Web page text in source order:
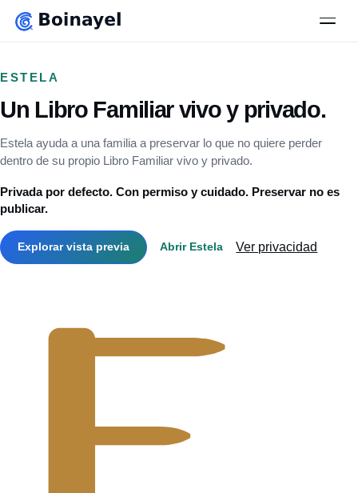
contenido
principal
ESTELA
Un Libro Familiar vivo y privado.
Estela ayuda a una familia a preservar lo que no quiere perder
dentro de su propio Libro Familiar vivo y privado.
Privada por defecto. Con permiso y cuidado. Preservar no es
publicar.
Explorar vista previa Abrir Estela Ver privacidad